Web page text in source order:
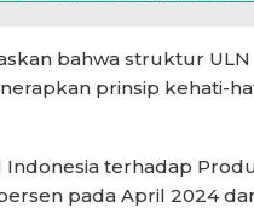
bahwa struktur
prinsip kehati-
Indonesia terhadap
pada April 2024